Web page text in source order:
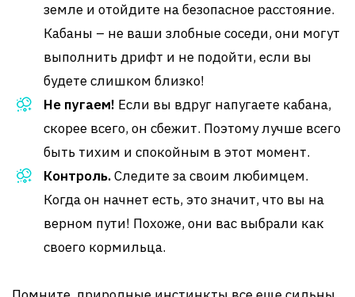
земле и отойдите на безопасное расстояние.
Кабаны – не ваши злобные соседи, они могут
выполнить дрифт и не подойти, если вы
будете слишком близко!
Не пугаем! Если вы вдруг напугаете кабана,
скорее всего, он сбежит. Поэтому лучше всего
быть тихим и спокойным в этот момент.
Контроль.Следите за своим любимцем.
Когда он начнет есть, это значит, что вы на
верном пути! Похоже, они вас выбрали как
своего кормильца.